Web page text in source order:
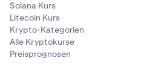
Solana Kurs
Litecoin Kurs
Krypto-Kategorien
Alle Kryptokurse
Preisprognosen